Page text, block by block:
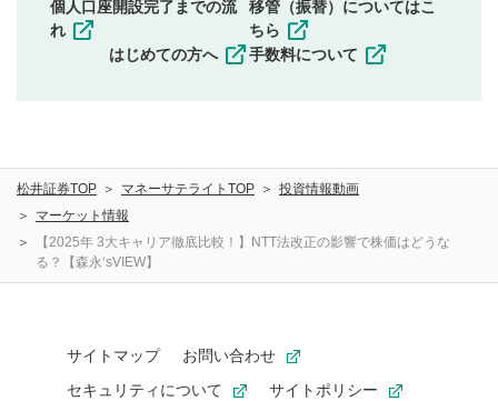
その他当社が不適切と判断した投稿
一度投稿した評価およびコメントの変更・削除はできま
に関する著作者人格権を行使しないことに同意します。利
用者が投稿したコメントは、当社サービスの広告・宣伝、
利用促進の目的で、印刷物・WEBサイト・SNS等に掲載す
ることがあります。
個人口座開設完了までの流
れ
はじめての方へ
移管（振替）についてはこ
ちら
手数料について
松井証券TOP マネーサテライトTOP
投資情報動画
マーケット情報
【2025年 3大キャリア徹底比較！】NTT法改正の影響で株価はどうな
る？【森永‘sVIEW】
サイトマップ
お問い合わせ
セキュリティについて
サイトポリシー